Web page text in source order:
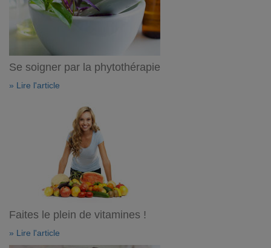
Se soigner par la phytothérapie
» Lire l'article
Faites le plein de vitamines !
» Lire l'article